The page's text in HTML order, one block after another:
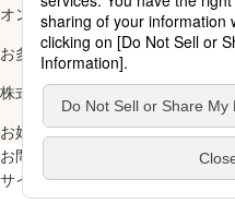
へ
オンラインショップYahoo!店
お多福醸造株式会社
株式会社ナカガワ
お好み焼アカデミー
お問い合わせ
サイトマップ